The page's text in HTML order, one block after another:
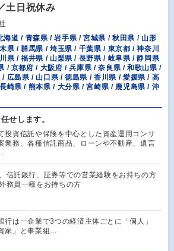
土日祝休み
海道 / 青森県 / 岩手県 / 宮城県 / 秋田県 / 山形
県 / 群馬県 / 埼玉県 / 千葉県 / 東京都 / 神奈川
県 / 福井県 / 山梨県 / 長野県 / 岐阜県 / 静岡県
/ 京都府 / 大阪府 / 兵庫県 / 奈良県 / 和歌山県 /
広島県 / 山口県 / 徳島県 / 香川県 / 愛媛県 / 高
崎県 / 熊本県 / 大分県 / 宮崎県 / 鹿児島県 / 沖
せします。
投資信託や保険を中心とした資産運用コンサ
業務、各種信託商品、ローンや不動産、遺言
信託銀行、証券等での営業経験をお持ちの方
務員一種をお持ちの方
行は一企業で3つの経済主体ごとに「個人」
家」と事業組…